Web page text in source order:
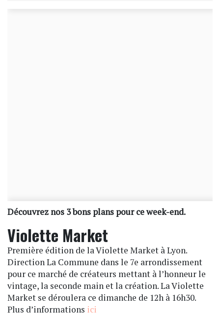
Découvrez nos 3 bons plans pour ce week-end.
Violette Market
Première édition de la Violette Market à Lyon.
Direction La Commune dans le 7e arrondissement
pour ce marché de créateurs mettant à l’honneur le
vintage, la seconde main et la création. La Violette
Market se déroulera ce dimanche de 12h à 16h30.
Plus d’informations ici